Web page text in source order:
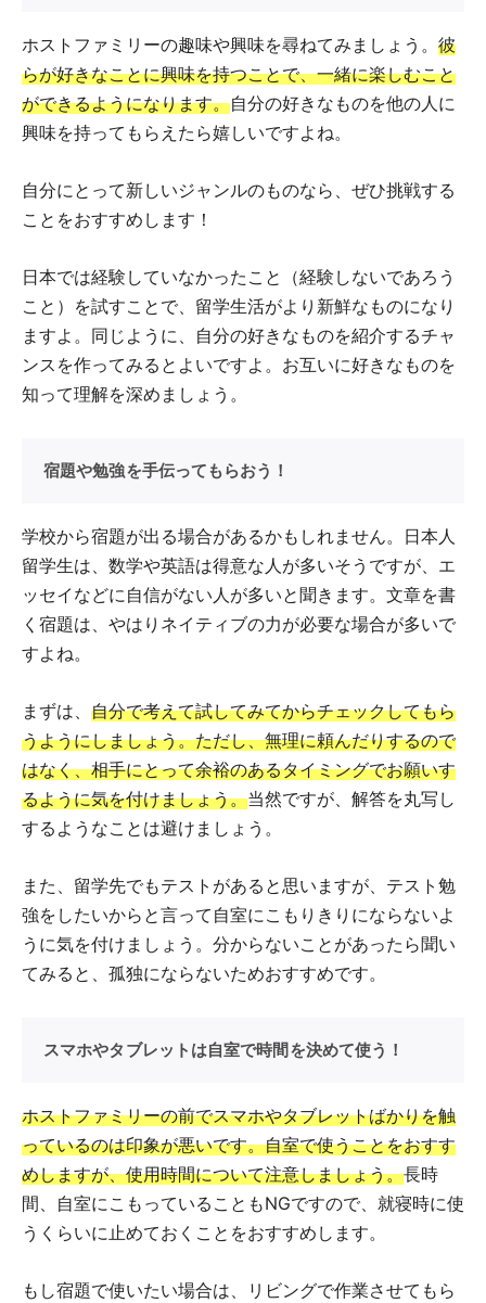
ホストファミリーの趣味や興味を尋ねてみましょう。 彼
らが好きなことに興味を持つことで、一緒に楽しむこと
ができるようになります。自分の好きなものを他の人に
興味を持ってもらえたら嬉しいですよね。
自分にとって新しいジャンルのものなら、ぜひ挑戦する
ことをおすすめします！
日本では経験していなかったこと（経験しないであろう
こと）を試すことで、留学生活がより新鮮なものになり
ますよ。同じように、自分の好きなものを紹介するチャ
ンスを作ってみるとよいですよ。お互いに好きなものを
知って理解を深めましょう。
宿題や勉強を手伝ってもらおう！
学校から宿題が出る場合があるかもしれません。日本人
留学生は、数学や英語は得意な人が多いそうですが、エ
ッセイなどに自信がない人が多いと聞きます。文章を書
く宿題は、やはりネイティブの力が必要な場合が多いで
すよね。
まずは、 自分で考えて試してみてからチェックしてもら
うようにしましょう。ただし、無理に頼んだりするので
はなく、相手にとって余裕のあるタイミングでお願いす
るように気を付けましょう。当然ですが、解答を丸写し
するようなことは避けましょう。
また、留学先でもテストがあると思いますが、テスト勉
強をしたいからと言って自室にこもりきりにならないよ
うに気を付けましょう。分からないことがあったら聞い
てみると、孤独にならないためおすすめです。
スマホやタブレットは自室で時間を決めて使う！
ホストファミリーの前でスマホやタブレットばかりを触
っているのは印象が悪いです。自室で使うことをおすす
めしますが、使用時間について注意しましょう。長時
間、自室にこもっていることもNGですので、就寝時に使
うくらいに止めておくことをおすすめします。
もし宿題で使いたい場合は、リビングで作業させてもら